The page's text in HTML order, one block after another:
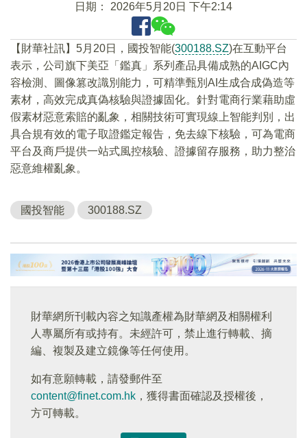
日期： 2026年5月20日 下午2:14
【財華社訊】5月20日，國投智能(300188.SZ)在互動平台
表示，公司旗下美亞「鑑真」系列產品具備成熟的AIGC內
容檢測、圖像篡改識別能力，可精準甄別AI生成合成偽造等
素材，高效完成真偽核驗與證據固化。針對電商行業藉助虛
假素材惡意索賠的亂象，相關技術可實現線上智能判別，出
具合規有效的電子取證鑑定報告，免去線下核驗，可為電商
平台及商戶提供一站式風控核驗、證據留存服務，助力整治
惡意維權亂象。
國投智能 300188.SZ
財華網所刊載內容之知識產權為財華網及相關權利
人專屬所有或持有。未經許可，禁止進行轉載、摘
編、複製及建立鏡像等任何使用。
如有意願轉載，請發郵件至
content@finet.com.hk ，獲得書面確認及授權後，
方可轉載。